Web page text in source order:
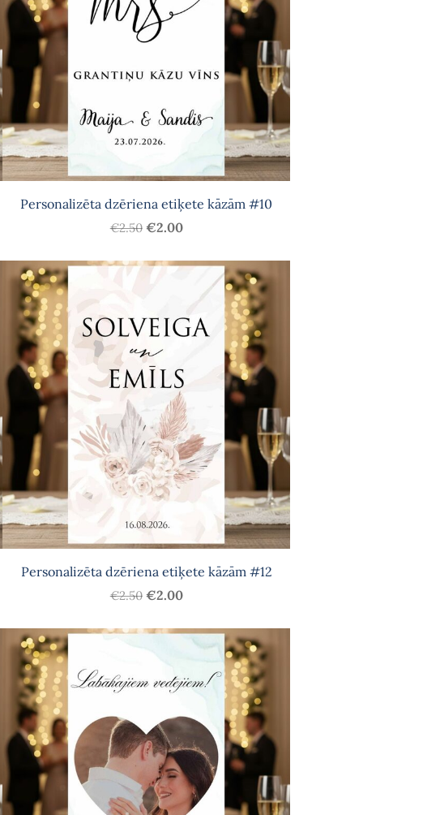
Personalizēta dzēriena etiķete kāzām #10
€2.50 €2.00
Personalizēta dzēriena etiķete kāzām #12
€2.50 €2.00